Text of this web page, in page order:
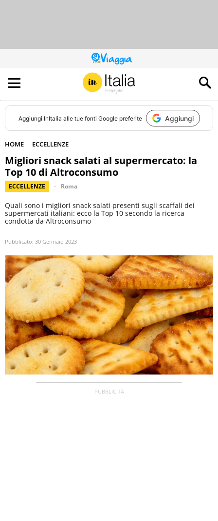
QUESTO
SITO
CONTRIBUISCE
ALL’AUDIENCE
DI
Aggiungi InItalia alle tue fonti Google preferite Aggiungi
HOME ECCELLENZE
Migliori snack salati al supermercato: la
Top 10 di Altroconsumo
ECCELLENZE Roma
Quali sono i migliori snack salati presenti sugli scaffali dei
supermercati italiani: ecco la Top 10 secondo la ricerca
condotta da Altroconsumo
Pubblicato: 30 Gennaio 2023